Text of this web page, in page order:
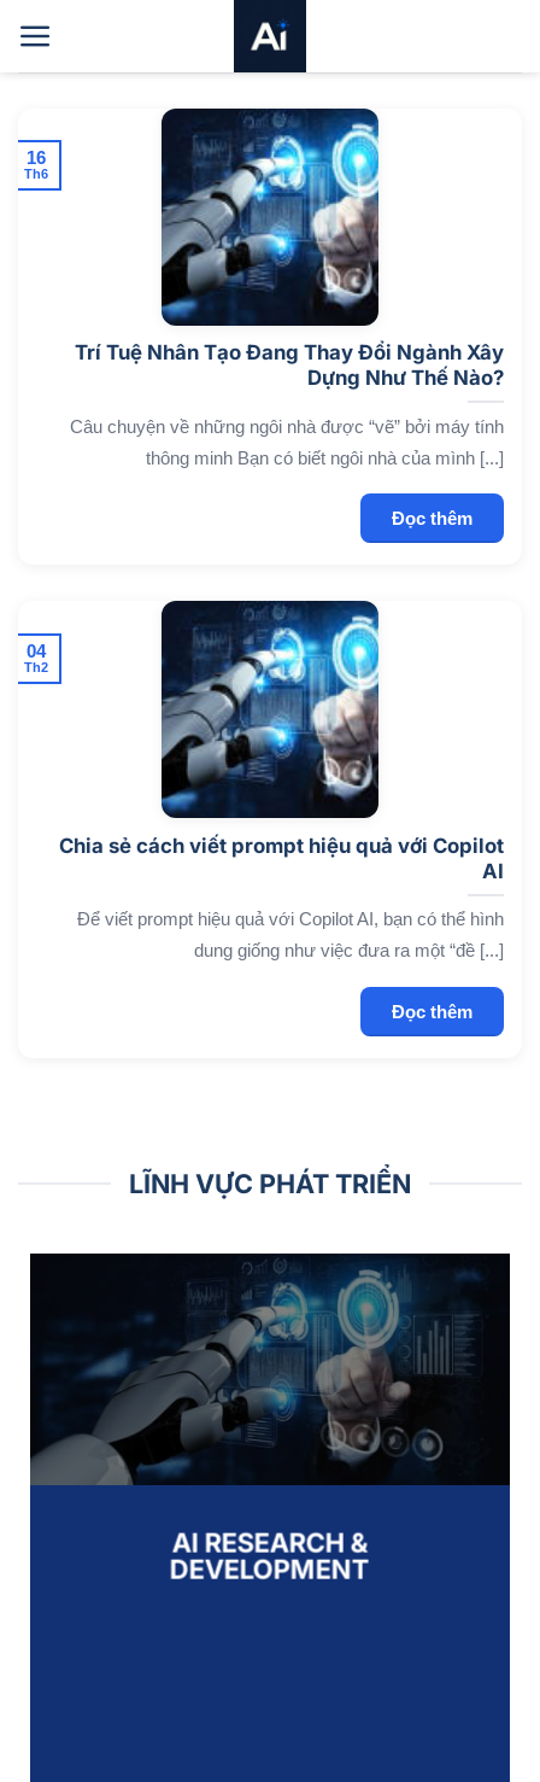
qua
nội
Trí Tuệ Nhân Tạo Đang Thay Đổi Ngành Xây
Dựng Như Thế Nào?
Câu chuyện về những ngôi nhà được “vẽ” bởi máy tính
thông minh Bạn có biết ngôi nhà của mình [...]
Đọc thêm
16
Th6
Chia sẻ cách viết prompt hiệu quả với Copilot
AI
Để viết prompt hiệu quả với Copilot AI, bạn có thể hình
dung giống như việc đưa ra một “đề [...]
Đọc thêm
04
Th2
LĨNH VỰC PHÁT TRIỂN
AI RESEARCH &
DEVELOPMENT